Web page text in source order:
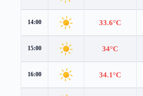
14:00 33.6°C
15:00 34°C
16:00 34.1°C